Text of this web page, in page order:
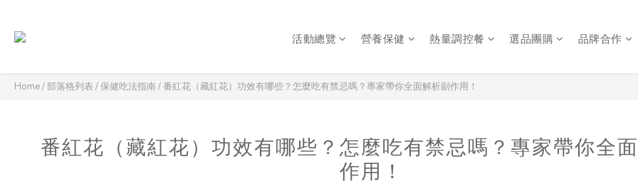
活動總覽 營養保健 熱量調控餐 選品團購 品牌合作
Home/部落格列表 /保健吃法指南/番紅花（藏紅花）功效有哪些？怎麼吃有禁忌嗎？專家帶你全面解析副作用！
番紅花（藏紅花）功效有哪些？怎麼吃有禁忌嗎？專家帶你全
作用！